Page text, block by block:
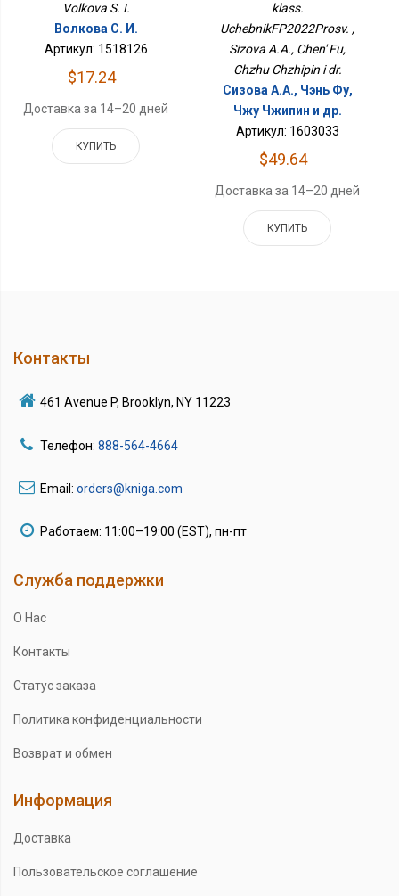
Volkova S. I.
Волкова С. И.
Артикул: 1518126
$17.24
Доставка за 14–20 дней
КУПИТЬ
klass.
UchebnikFP2022Prosv. ,
Sizova A.A., Chen' Fu,
Chzhu Chzhipin i dr.
Сизова А.А., Чэнь Фу,
Чжу Чжипин и др.
Артикул: 1603033
$49.64
Доставка за 14–20 дней
КУПИТЬ
Контакты
461 Avenue P, Brooklyn, NY 11223
Телефон: 888-564-4664
Email: orders@kniga.com
Работаем: 11:00–19:00 (EST), пн-пт
Служба поддержки
О Нас
Контакты
Статус заказа
Политика конфиденциальности
Возврат и обмен
Информация
Доставка
Пользовательское соглашение